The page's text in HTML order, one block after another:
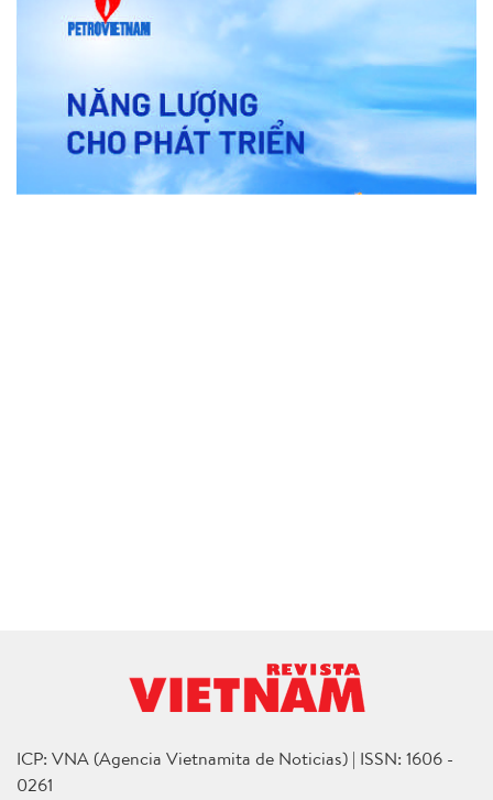
ICP: VNA (Agencia Vietnamita de Noticias) | ISSN: 1606 -
0261